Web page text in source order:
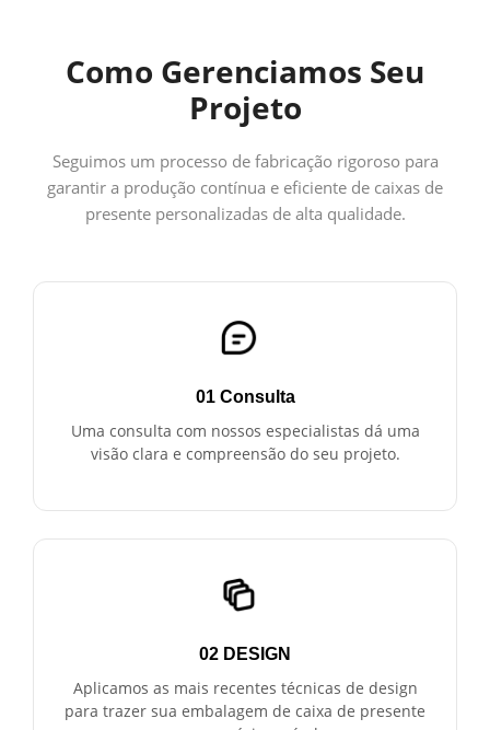
Como Gerenciamos Seu
Projeto
Seguimos um processo de fabricação rigoroso para
garantir a produção contínua e eficiente de caixas de
presente personalizadas de alta qualidade.
01 Consulta
Uma consulta com nossos especialistas dá uma
visão clara e compreensão do seu projeto.
02 DESIGN
Aplicamos as mais recentes técnicas de design
para trazer sua embalagem de caixa de presente